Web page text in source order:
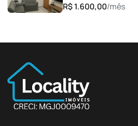
Espaço Lava e Seca
Espaço Pet
R$ 1.600,00/mês